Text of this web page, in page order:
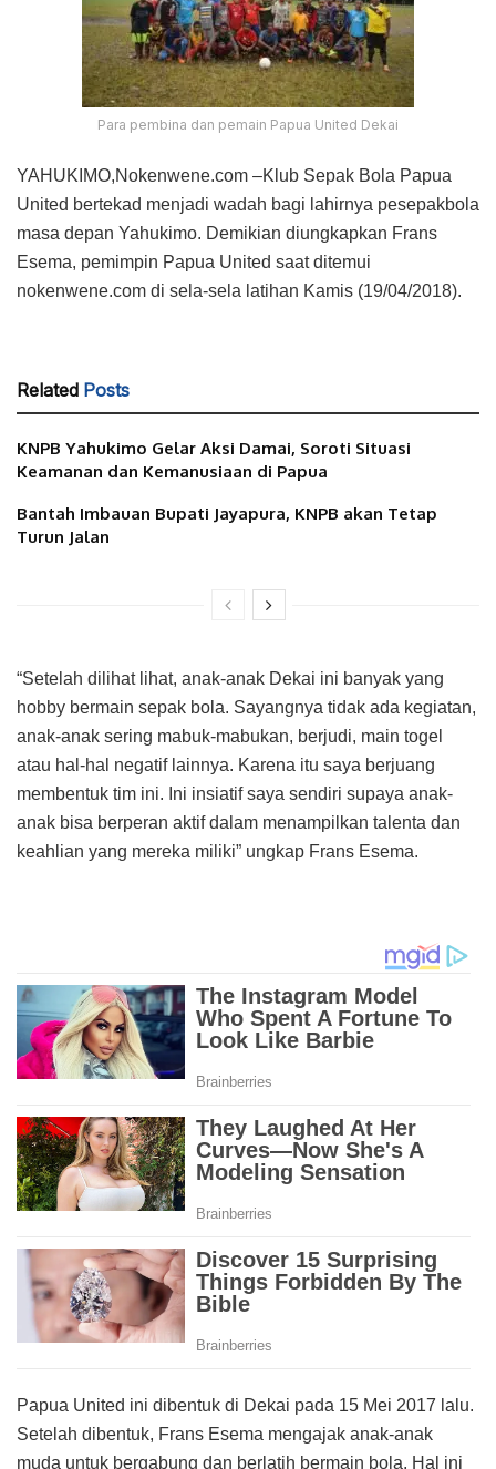
Para pembina dan pemain Papua United Dekai
YAHUKIMO,Nokenwene.com –Klub Sepak Bola Papua
United bertekad menjadi wadah bagi lahirnya pesepakbola
masa depan Yahukimo. Demikian diungkapkan Frans
Esema, pemimpin Papua United saat ditemui
nokenwene.com di sela-sela latihan Kamis (19/04/2018).
Related Posts
KNPB Yahukimo Gelar Aksi Damai, Soroti Situasi
Keamanan dan Kemanusiaan di Papua
Bantah Imbauan Bupati Jayapura, KNPB akan Tetap
Turun Jalan
“Setelah dilihat lihat, anak-anak Dekai ini banyak yang
hobby bermain sepak bola. Sayangnya tidak ada kegiatan,
anak-anak sering mabuk-mabukan, berjudi, main togel
atau hal-hal negatif lainnya. Karena itu saya berjuang
membentuk tim ini. Ini insiatif saya sendiri supaya anak-
anak bisa berperan aktif dalam menampilkan talenta dan
keahlian yang mereka miliki” ungkap Frans Esema.
Papua United ini dibentuk di Dekai pada 15 Mei 2017 lalu.
Setelah dibentuk, Frans Esema mengajak anak-anak
muda untuk bergabung dan berlatih bermain bola. Hal ini